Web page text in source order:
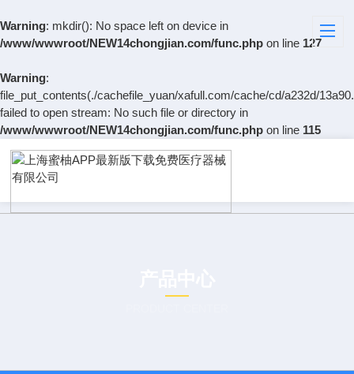
Warning: mkdir(): No space left on device in
/www/wwwroot/NEW14chongjian.com/func.php on line 127
Warning:
file_put_contents(./cachefile_yuan/xafull.com/cache/cd/a232d/
failed to open stream: No such file or directory in
/www/wwwroot/NEW14chongjian.com/func.php on line 115